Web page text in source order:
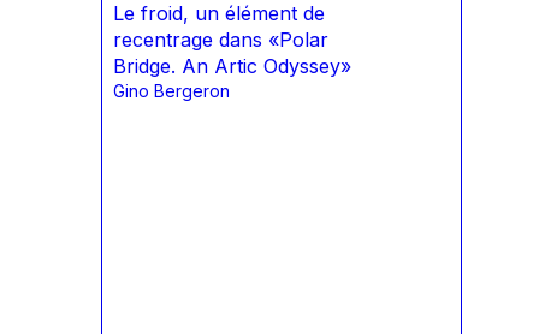
Le froid, un élément de
recentrage dans «Polar
Bridge. An Artic Odyssey»
Gino Bergeron